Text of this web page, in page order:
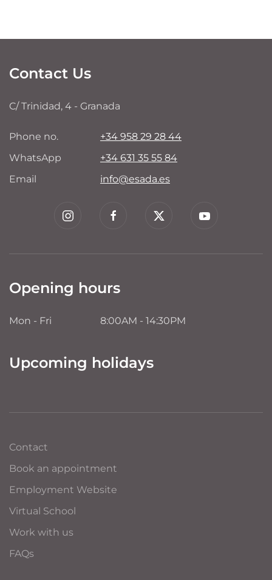
Contact Us
C/ Trinidad, 4 - Granada
Phone no.
+34 958 29 28 44
WhatsApp
+34 631 35 55 84
Email
info@esada.es
Opening hours
Mon - Fri 8:00AM - 14:30PM
Upcoming holidays
Contact
Book an appointment
Employment Website
Virtual School
Work with us
FAQs